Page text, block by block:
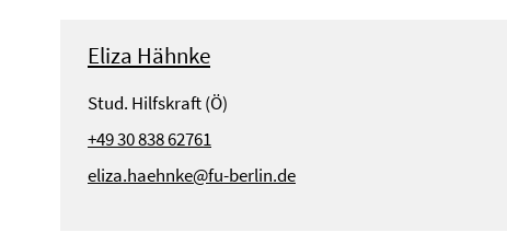
Eliza Hähnke
Stud. Hilfskraft (Ö)
+49 30 838 62761
eliza.haehnke@fu-berlin.de